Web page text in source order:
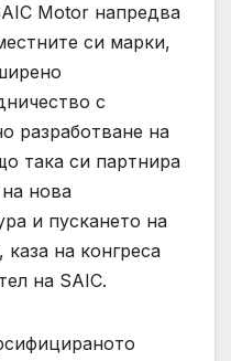
Motor напредва
си марки,
с
разработване на
така си партнира
нова
и пускането на
на конгреса
на SAIC.